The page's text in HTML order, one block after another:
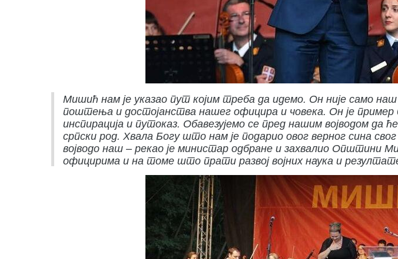
Мишић нам је указао пут којим треба да идемо. Он није само
поштења и достојанства нашег официра и човека. Он је
инспирација и путоказ. Обавезујемо се пред нашим војводом да
српски род. Хвала Богу што нам је подарио овог верног сина
војводо наш – рекао је министар одбране и захвалио Општини
официрима и на томе што прати развој војних наука и